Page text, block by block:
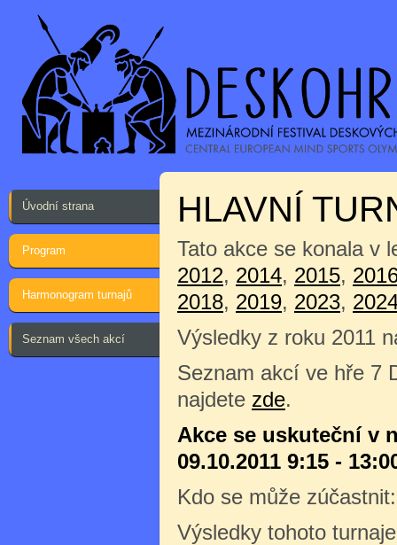
Úvodní strana
Program
Harmonogram turnajů
Seznam všech akcí
HLAVNÍ
Tato akce se konala v
2012, 2014, 2015,
2018, 2019, 2023,
Výsledky z roku 2011
Seznam akcí ve hře 7
najdete zde.
Akce se uskuteční v
09.10.2011 9:15 -
Kdo se může
Výsledky tohoto